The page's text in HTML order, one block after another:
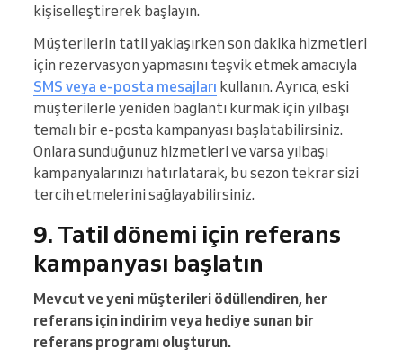
kişiselleştirerek başlayın.
Müşterilerin tatil yaklaşırken son dakika hizmetleri
için rezervasyon yapmasını teşvik etmek amacıyla
SMS veya e-posta mesajları kullanın. Ayrıca, eski
müşterilerle yeniden bağlantı kurmak için yılbaşı
temalı bir e-posta kampanyası başlatabilirsiniz.
Onlara sunduğunuz hizmetleri ve varsa yılbaşı
kampanyalarınızı hatırlatarak, bu sezon tekrar sizi
tercih etmelerini sağlayabilirsiniz.
9. Tatil dönemi için referans
kampanyası başlatın
Mevcut ve yeni müşterileri ödüllendiren, her
referans için indirim veya hediye sunan bir
referans programı oluşturun.